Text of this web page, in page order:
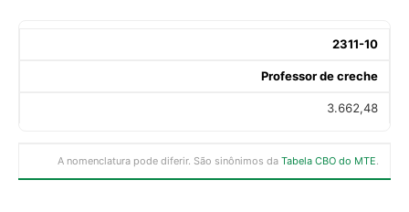
2311-10
Professor de creche
3.662,48
A nomenclatura pode diferir. São sinônimos da Tabela CBO do MTE.